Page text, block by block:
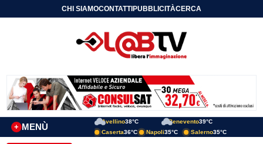
CHI SIAMOCONTATTIPUBBLICITÀCERCA
MENÙ
+
Avellino38°C Benevento39°C
Caserta36°C Napoli35°C Salerno35°C